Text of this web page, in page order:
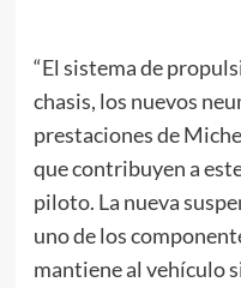
“El sistema de
chasis, los nuevos
prestaciones de
que contribuyen a
piloto. La nueva
uno de los
mantiene al vehículo